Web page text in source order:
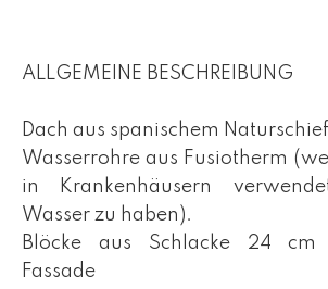
ALLGEMEINE BESCHREIBUNG
Dach aus spanischem
Wasserrohre aus Fusiotherm
in Krankenhäusern
Wasser zu haben).
Blöcke aus Schlacke 24 cm
Fassade